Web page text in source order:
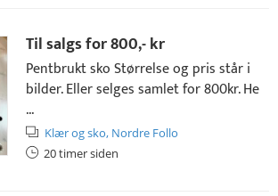
Til salgs for800,- kr
Pentbrukt sko Størrelse og pris står i
bilder. Eller selges samlet for 800kr. He
...
Klær og sko, Nordre Follo
20 timer siden